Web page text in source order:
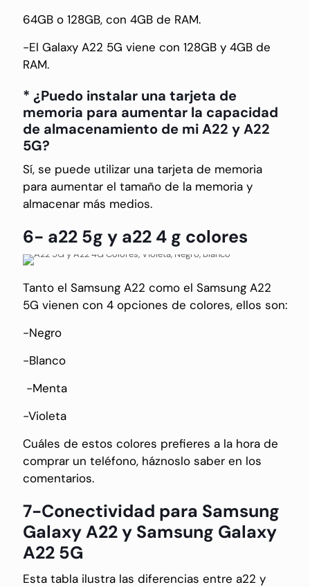
64GB o 128GB, con 4GB de RAM.
-El Galaxy A22 5G viene con 128GB y 4GB de
RAM.
* ¿Puedo instalar una tarjeta de
memoria para aumentar la capacidad
de almacenamiento de mi A22 y A22
5G?
Sí, se puede utilizar una tarjeta de memoria
para aumentar el tamaño de la memoria y
almacenar más medios.
6- a22 5g y a22 4 g colores
Tanto el Samsung A22 como el Samsung A22
5G vienen con 4 opciones de colores, ellos son:
-Negro
-Blanco
-Menta
-Violeta
Cuáles de estos colores prefieres a la hora de
comprar un teléfono, háznoslo saber en los
comentarios.
7-Conectividad para Samsung
Galaxy A22 y Samsung Galaxy
A22 5G
Esta tabla ilustra las diferencias entre a22 y